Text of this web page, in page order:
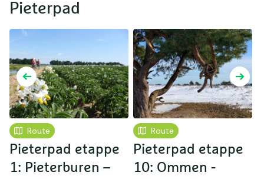
Pieterpad
Route
Pieterpad etappe
1: Pieterburen –
Route
Pieterpad etappe
10: Ommen -